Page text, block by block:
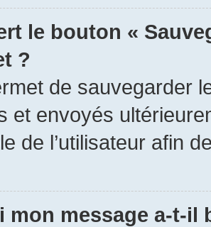
le bouton «
?
de sauvegarder
et envoyés
de l’utilisateur afin
mon message a-t-il